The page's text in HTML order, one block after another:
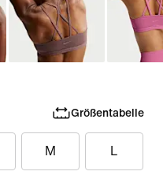
Größentabelle
M L